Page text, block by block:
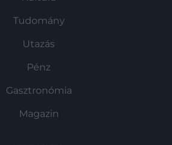
Tudomány
Utazás
Pénz
Gasztronómia
Magazin